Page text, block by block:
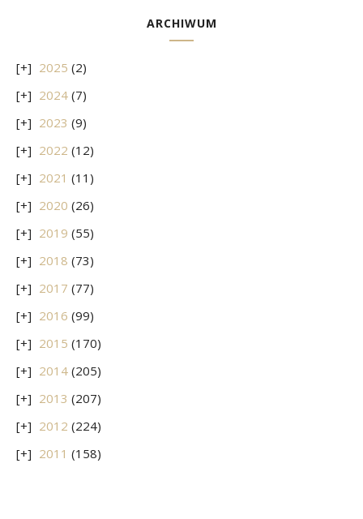
ARCHIWUM
2025 (2)
2024 (7)
2023 (9)
2022 (12)
2021 (11)
2020 (26)
2019 (55)
2018 (73)
2017 (77)
2016 (99)
2015 (170)
2014 (205)
2013 (207)
2012 (224)
2011 (158)